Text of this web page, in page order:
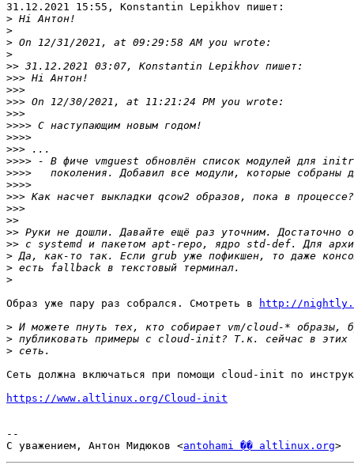
31.12.2021 15:55, Konstantin Lepikhov пишет:
>
>
>
>
>>
>>>
>>>
>>>
>>>
>>>>
>>>>
>>>
>>>>
>>>>
>>>>
>>>
>>>
>>
>>
>>
>
>
>
Образ уже пару раз собрался. Смотреть в
http://
>
>
>
Сеть должна включаться при помощи cloud-init по
https://www.altlinux.org/Cloud-init
--
С уважением, Антон Мидюков <antohami �� altlinux.org